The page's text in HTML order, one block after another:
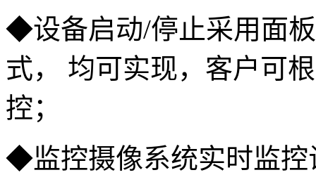
◆设备启动/停止采用面
式， 均可实现，客户可
控；
◆监控摄像系统实时监控